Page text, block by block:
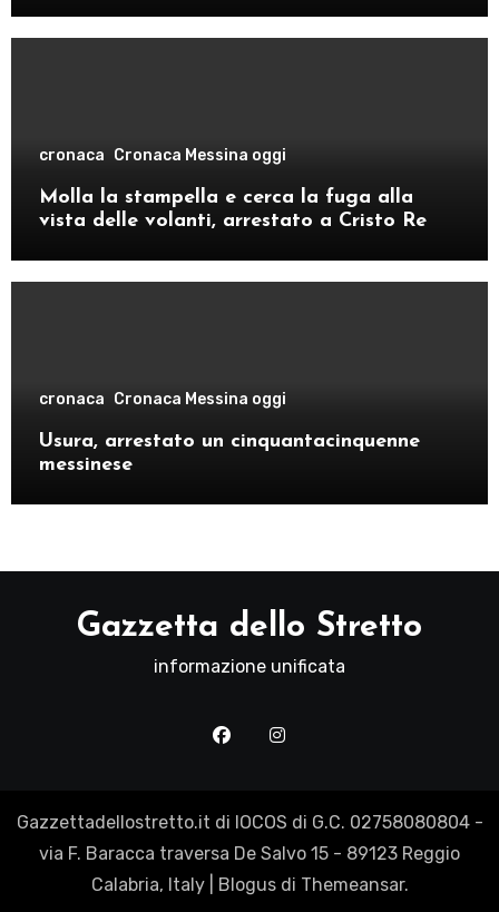
cronaca Cronaca Messina oggi
Molla la stampella e cerca la fuga alla
vista delle volanti, arrestato a Cristo Re
cronaca Cronaca Messina oggi
Usura, arrestato un cinquantacinquenne
messinese
Gazzetta dello Stretto
informazione unificata
Gazzettadellostretto.it di IOCOS di G.C. 02758080804 -
via F. Baracca traversa De Salvo 15 - 89123 Reggio
Calabria, Italy
Blogusdi Themeansar.